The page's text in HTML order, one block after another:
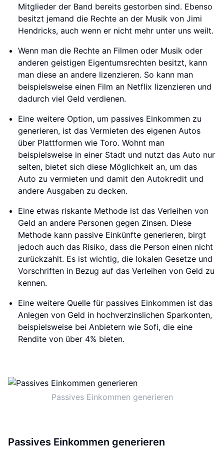
Mitglieder der Band bereits gestorben sind. Ebenso
besitzt jemand die Rechte an der Musik von Jimi
Hendricks, auch wenn er nicht mehr unter uns weilt.
Wenn man die Rechte an Filmen oder Musik oder
anderen geistigen Eigentumsrechten besitzt, kann
man diese an andere lizenzieren. So kann man
beispielsweise einen Film an Netflix lizenzieren und
dadurch viel Geld verdienen.
Eine weitere Option, um passives Einkommen zu
generieren, ist das Vermieten des eigenen Autos
über Plattformen wie Toro. Wohnt man
beispielsweise in einer Stadt und nutzt das Auto nur
selten, bietet sich diese Möglichkeit an, um das
Auto zu vermieten und damit den Autokredit und
andere Ausgaben zu decken.
Eine etwas riskante Methode ist das Verleihen von
Geld an andere Personen gegen Zinsen. Diese
Methode kann passive Einkünfte generieren, birgt
jedoch auch das Risiko, dass die Person einen nicht
zurückzahlt. Es ist wichtig, die lokalen Gesetze und
Vorschriften in Bezug auf das Verleihen von Geld zu
kennen.
Eine weitere Quelle für passives Einkommen ist das
Anlegen von Geld in hochverzinslichen Sparkonten,
beispielsweise bei Anbietern wie Sofi, die eine
Rendite von über 4% bieten.
Passives Einkommen generieren
Passives Einkommen generieren